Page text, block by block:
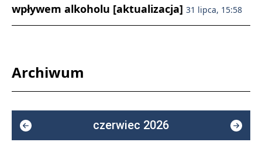
wpływem alkoholu [aktualizacja] 31 lipca, 15:58
Archiwum
czerwiec 2026